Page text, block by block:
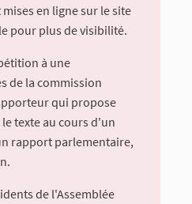
en ligne sur le site
pour plus de visibilité.
à une
de la commission
qui propose
texte au cours d'un
rapport parlementaire,
de l'Assemblée